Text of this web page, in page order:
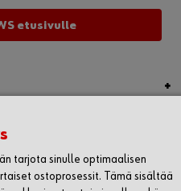
etusivulle
tarjota sinulle optimaalisen
ostoprosessit. Tämä sisältää